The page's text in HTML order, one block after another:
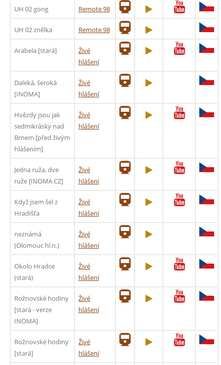
UH 02 gong Remote 98
UH 02 znělka Remote 98
Arabela [stará]
Živé
hlášení
Daleká, šeroká
[INOMA]
Živé
hlášení
Hvězdy jsou jak
sedmikrásky nad
Brnem [před živým
hlášením]
Živé
hlášení
Jedna ruža, dve
ruže [INOMA CZ]
Živé
hlášení
Když jsem šel z
Hradišťa
Živé
hlášení
neznámá
(Olomouc hl.n.)
Živé
hlášení
Okolo Hradce
(stará)
Živé
hlášení
Rožnovské hodiny
[stará - verze
INOMA]
Živé
hlášení
Rožnovské hodiny
[stará]
Živé
hlášení